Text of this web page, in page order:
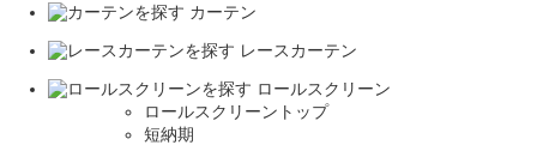
カーテン
レースカーテン
ロールスクリーン
ロールスクリーントップ
短納期